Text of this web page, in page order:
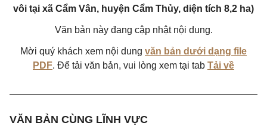
vôi tại xã Cẩm Vân, huyện Cẩm Thủy, diện tích 8,2 ha)
Văn bản này đang cập nhật nội dung.
Mời quý khách xem nội dung văn bản dưới dạng file
PDF. Để tải văn bản, vui lòng xem tại tab Tải về
VĂN BẢN CÙNG LĨNH VỰC